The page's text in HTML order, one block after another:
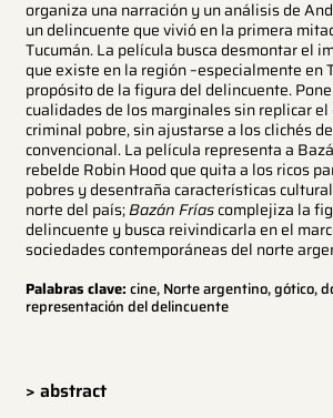
organiza una narración y un análisis de
un delincuente que vivió en la primera
Tucumán. La película busca desmontar el
que existe en la región –especialmente en
propósito de la figura del delincuente.
cualidades de los marginales sin replicar
criminal pobre, sin ajustarse a los clichés
convencional. La película representa a
rebelde Robin Hood que quita a los ricos
pobres y desentraña características
norte del país;Bazán Fríascomplejiza la
delincuente y busca reivindicarla en el
sociedades contemporáneas del norte
Palabras clave:cine, Norte argentino, gótico,
representación del delincuente
> abstract